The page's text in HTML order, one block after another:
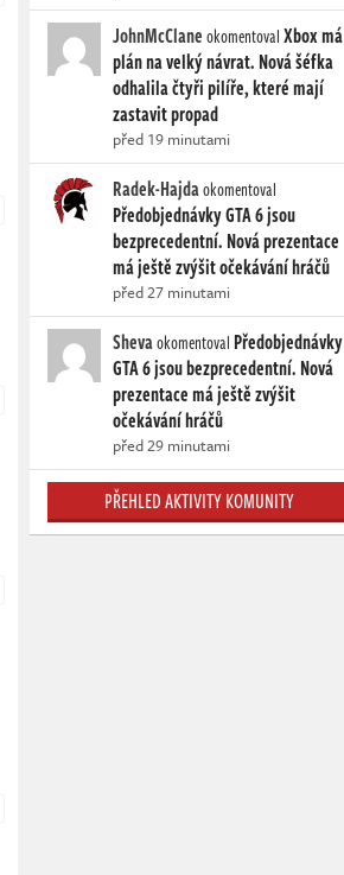
JohnMcClaneokomentovalXbox má
plán na velký návrat. Nová šéfka
odhalila čtyři pilíře, které mají
zastavit propad
před 19 minutami
Radek-Hajdaokomentoval
Předobjednávky GTA 6 jsou
bezprecedentní. Nová prezentace
má ještě zvýšit očekávání hráčů
před 27 minutami
Shevaokomentoval Předobjednávky
GTA 6 jsou bezprecedentní. Nová
prezentace má ještě zvýšit
očekávání hráčů
před 29 minutami
PŘEHLED AKTIVITY KOMUNITY